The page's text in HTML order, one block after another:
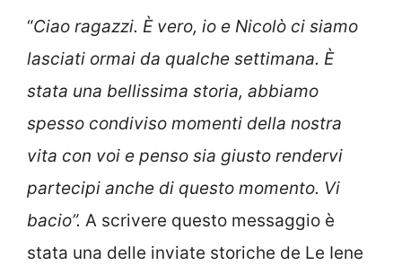
“Ciao ragazzi. È vero, io e Nicolò ci siamo
lasciati ormai da qualche settimana. È
stata una bellissima storia, abbiamo
spesso condiviso momenti della nostra
vita con voi e penso sia giusto rendervi
partecipi anche di questo momento. Vi
bacio”. A scrivere questo messaggio è
stata una delle inviate storiche de Le Iene